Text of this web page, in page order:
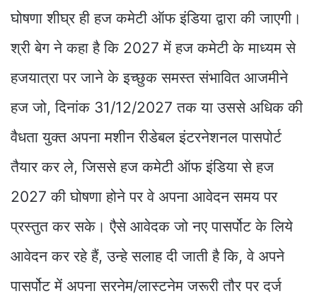
घोषणा शीघ्र ही हज कमेटी ऑफ इंडिया द्वारा की जाएगी।
श्री बेग ने कहा है कि 2027 में हज कमेटी के माध्यम से
हजयात्रा पर जाने के इच्छुक समस्त संभावित आजमीने
हज जो, दिनांक 31/12/2027 तक या उससे अधिक की
वैधता युक्त अपना मशीन रीडेबल इंटरनेशनल पासपोर्ट
तैयार कर ले, जिससे हज कमेटी ऑफ इंडिया से हज
2027 की घोषणा होने पर वे अपना आवेदन समय पर
प्रस्तुत कर सके। एैसे आवेदक जो नए पासर्पोट के लिये
आवेदन कर रहे हैं, उन्हे सलाह दी जाती है कि, वे अपने
पासर्पोट में अपना सरनेम/लास्टनेम जरूरी तौर पर दर्ज